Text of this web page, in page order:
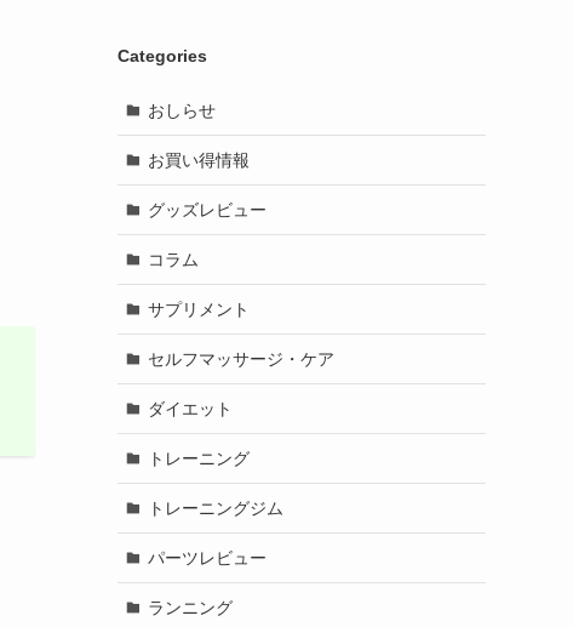
Categories
おしらせ
お買い得情報
グッズレビュー
コラム
サプリメント
セルフマッサージ・ケア
ダイエット
トレーニング
トレーニングジム
パーツレビュー
ランニング